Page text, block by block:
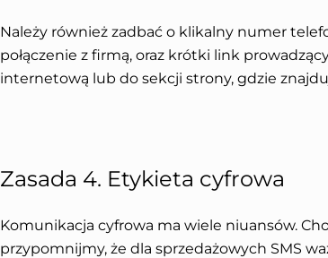
Należy również zadbać o klikalny numer
połączenie z firmą, oraz krótki link
internetową lub do sekcji strony, gdzie
Zasada 4. Etykieta cyfrowa
Komunikacja cyfrowa ma wiele niuansów.
przypomnijmy, że dla sprzedażowych SMS